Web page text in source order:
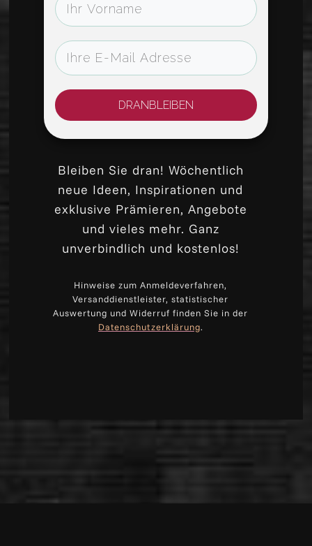
DRANBLEIBEN
Bleiben Sie dran! Wöchentlich
neue Ideen, Inspirationen und
exklusive Prämieren, Angebote
und vieles mehr. Ganz
unverbindlich und kostenlos!
Hinweise zum Anmeldeverfahren,
Versanddienstleister, statistischer
Auswertung und Widerruf finden Sie in der
Datenschutzerklärung.